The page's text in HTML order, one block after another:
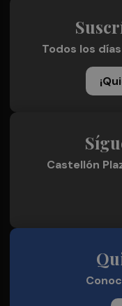
Todos los
Castellón